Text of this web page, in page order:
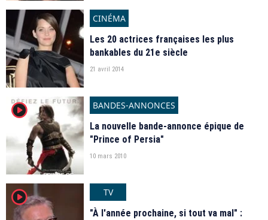
CINÉMA
Les 20 actrices françaises les plus
bankables du 21e siècle
21 avril 2014
player2
BANDES-ANNONCES
La nouvelle bande-annonce épique de
"Prince of Persia"
10 mars 2010
player2
TV
"À l'année prochaine, si tout va mal" :